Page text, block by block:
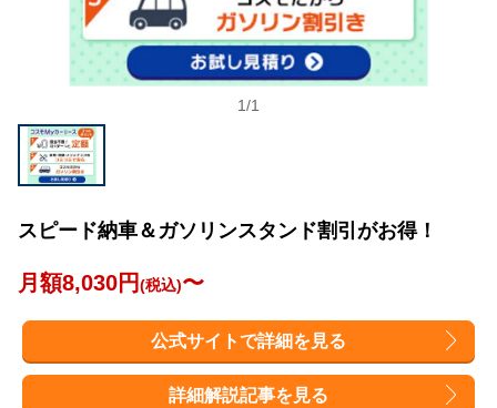
1/1
スピード納車＆ガソリンスタンド割引がお得！
月額8,030円(税込)〜
公式サイトで詳細を見る
詳細解説記事を見る